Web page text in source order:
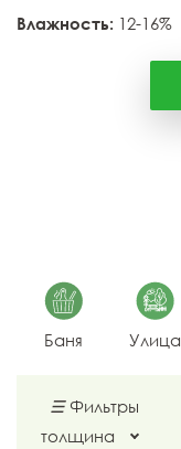
Влажность: 12-16%
Баня Улица
☰ Фильтры
толщина